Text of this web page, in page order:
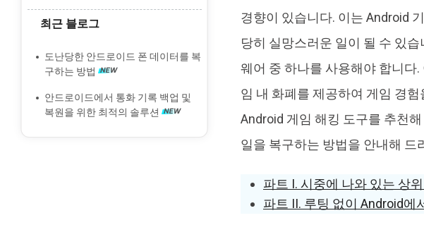
특정 사람에게서만 메시지를 받지 못
왜 내 안드로이드 폰에서 문자 메시
'SMS 서버로 전송됨'이라는 문자를
아보세요
최근 블로그
도난당한 안드로이드 폰 데이터를 복
구하는 방법
안드로이드에서 통화 기록 백업 및
복원을 위한 최적의 솔루션
경향이 있습니다. 이는 Android
당히 실망스러운 일이 될 수 있
웨어 중 하나를 사용해야 합니다
임 내 화폐를 제공하여 게임 경
Android 게임 해킹 도구를 추천
일을 복구하는 방법을 안내해 드
파트 I. 시중에 나와 있는 상
파트 II. 루팅 없이 Android에